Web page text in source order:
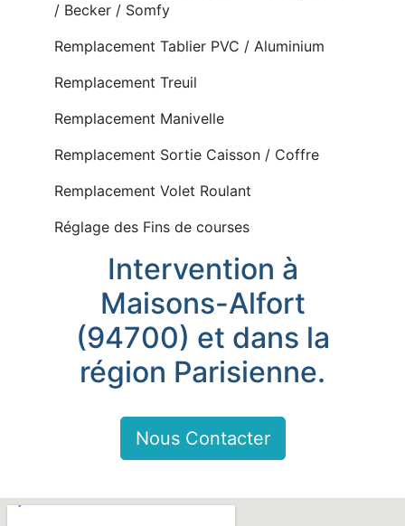
/ Becker / Somfy
Remplacement Tablier PVC / Aluminium
Remplacement Treuil
Remplacement Manivelle
Remplacement Sortie Caisson / Coffre
Remplacement Volet Roulant
Réglage des Fins de courses
Intervention à
Maisons-Alfort
(94700) et dans la
région Parisienne.
Nous Contacter